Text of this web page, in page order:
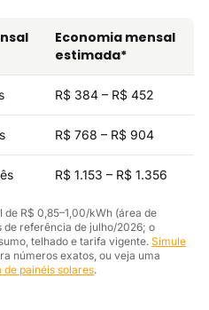
Economia mensal
estimada*
R$ 384 – R$ 452
R$ 768 – R$ 904
R$ 1.153 – R$ 1.356
R$ 0,85–1,00/kWh (área de
de referência de julho/2026; o
telhado e tarifa vigente. Simule
números exatos, ou veja uma
painéis solares.